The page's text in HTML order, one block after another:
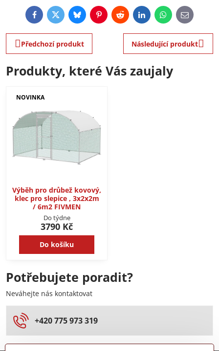
FacebookTwitterBlueskyPinterestRedditLinkedInWhatsApp
E-
mail
Předchozí produkt Následující produkt
Produkty, které Vás zaujaly
NOVINKA
Výběh pro drůbež kovový,
klec pro slepice , 3x2x2m
/ 6m2 FIVMEN
Do týdne
3790 Kč
Do košíku
Potřebujete poradit?
Neváhejte nás kontaktovat
+420 775 973 319